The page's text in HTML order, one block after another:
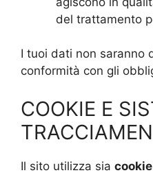
del trattamento
I tuoi dati non saranno
conformità con gli
COOKIE E
Il sito utilizza sia